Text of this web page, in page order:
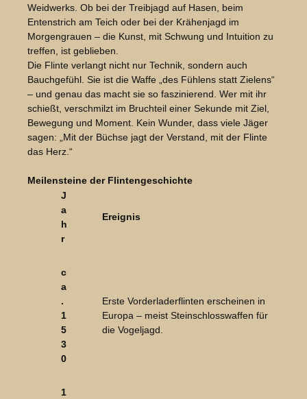
Weidwerks. Ob bei der Treibjagd auf Hasen, beim
Entenstrich am Teich oder bei der Krähenjagd im
Morgengrauen – die Kunst, mit Schwung und Intuition zu
treffen, ist geblieben.
Die Flinte verlangt nicht nur Technik, sondern auch
Bauchgefühl. Sie ist die Waffe „des Fühlens statt Zielens“
– und genau das macht sie so faszinierend. Wer mit ihr
schießt, verschmilzt im Bruchteil einer Sekunde mit Ziel,
Bewegung und Moment. Kein Wunder, dass viele Jäger
sagen: „Mit der Büchse jagt der Verstand, mit der Flinte
das Herz.“
Meilensteine der Flintengeschichte
J
a
h
r
Ereignis
c
a
.
1
5
3
0
Erste Vorderladerflinten erscheinen in
Europa – meist Steinschlosswaffen für
die Vogeljagd.
1